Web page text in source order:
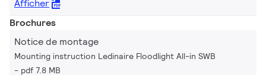
Afficher
Brochures
Notice de montage
Mounting instruction Ledinaire Floodlight All-in SWB
pdf 7.8 MB